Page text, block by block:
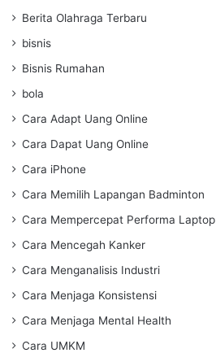
Berita Olahraga Terbaru
bisnis
Bisnis Rumahan
bola
Cara Adapt Uang Online
Cara Dapat Uang Online
Cara iPhone
Cara Memilih Lapangan Badminton
Cara Mempercepat Performa Laptop
Cara Mencegah Kanker
Cara Menganalisis Industri
Cara Menjaga Konsistensi
Cara Menjaga Mental Health
Cara UMKM